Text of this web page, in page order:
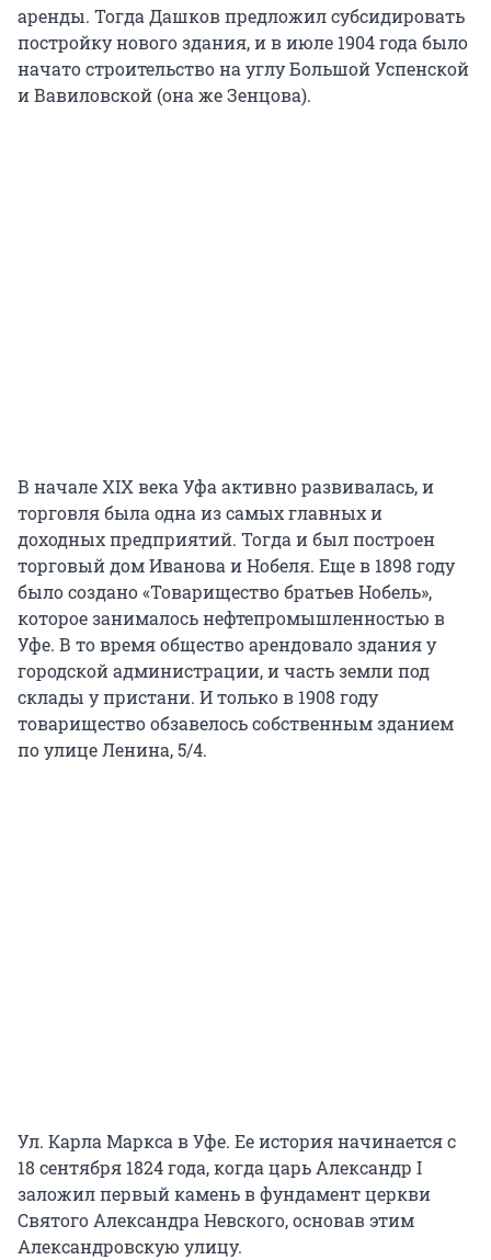
аренды. Тогда Дашков предложил субсидировать
постройку нового здания, и в июле 1904 года было
начато строительство на углу Большой Успенской
и Вавиловской (она же Зенцова).
В начале XIX века Уфа активно развивалась, и
торговля была одна из самых главных и
доходных предприятий. Тогда и был построен
торговый дом Иванова и Нобеля. Еще в 1898 году
было создано «Товарищество братьев Нобель»,
которое занималось нефтепромышленностью в
Уфе. В то время общество арендовало здания у
городской администрации, и часть земли под
склады у пристани. И только в 1908 году
товарищество обзавелось собственным зданием
по улице Ленина, 5/4.
Ул. Карла Маркса в Уфе. Ее история начинается с
18 сентября 1824 года, когда царь Александр I
заложил первый камень в фундамент церкви
Святого Александра Невского, основав этим
Александровскую улицу.